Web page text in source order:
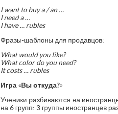
I want to buy a / an …
I need a …
I have … rubles
Фразы-шаблоны для продавцов:
What would you like?
What color do you need?
It costs … rubles
Игра«Вы откуда?»
Ученики разбиваются на
на 6 групп: 3 группы иностранцев